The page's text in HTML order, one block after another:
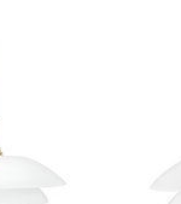
Orkanger -
Thon Senter
Åpent i dag 09-18